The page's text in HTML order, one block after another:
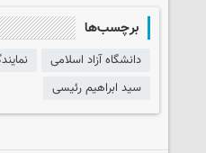
برچسب‌ها
دانشگاه آزاد اسلامی
سید ابراهیم رئیسی